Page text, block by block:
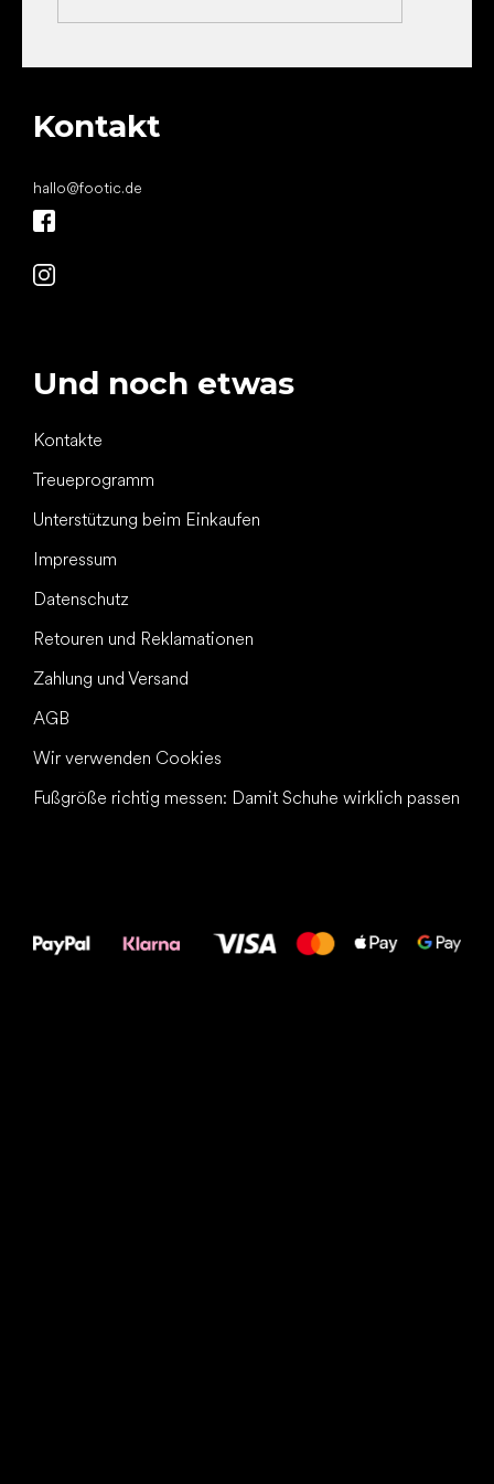
Kontakt
hallo@footic.de
Und noch etwas
Kontakte
Treueprogramm
Unterstützung beim Einkaufen
Impressum
Datenschutz
Retouren und Reklamationen
Zahlung und Versand
AGB
Wir verwenden Cookies
Fußgröße richtig messen: Damit Schuhe wirklich passen